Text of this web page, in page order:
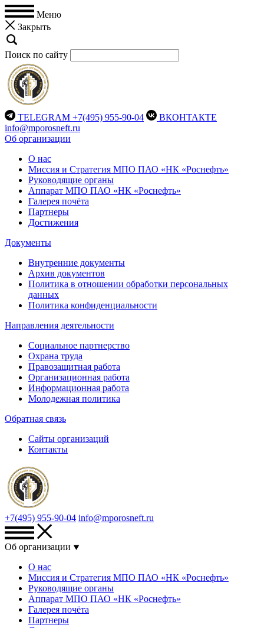
Меню
Закрыть
Поиск по сайту
TELEGRAM +7(495) 955-90-04
ВКОНТАКТЕ
info@mporosneft.ru
Об организации
О нас
Миссия и Стратегия МПО ПАО «НК «Роснефть»
Руководящие органы
Аппарат МПО ПАО «НК «Роснефть»
Галерея почёта
Партнеры
Достижения
Документы
Внутренние документы
Архив документов
Политика в отношении обработки персональных
данных
Политика конфиденциальности
Направления деятельности
Социальное партнерство
Охрана труда
Правозащитная работа
Организационная работа
Информационная работа
Молодежная политика
Обратная связь
Сайты организаций
Контакты
+7(495) 955-90-04 info@mporosneft.ru
Об организации
О нас
Миссия и Стратегия МПО ПАО «НК «Роснефть»
Руководящие органы
Аппарат МПО ПАО «НК «Роснефть»
Галерея почёта
Партнеры